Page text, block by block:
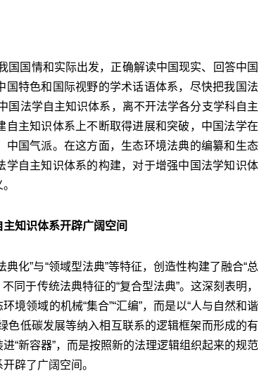
国国情和实际出发，正确解读中国现实、回答中国
特色和国际视野的学术话语体系，尽快把我国法
国法学自主知识体系，离不开法学各分支学科自主
主知识体系上不断取得进展和突破，中国法学在
国气派。在这方面，生态环境法典的编纂和生态
自主知识体系的构建，对于增强中国法学知识体
知识体系开辟广阔空间
化”与“领域型法典”等特征，创造性构建了融合“总
同于传统法典特征的“复合型法典”。这深刻表明，
境领域的机械“集合”“汇编”，而是以“人与自然和谐
色低碳发展等纳入相互联系的逻辑框架而形成的有
“新容器”，而是按照新的法理逻辑组织起来的规范
辟了广阔空间。